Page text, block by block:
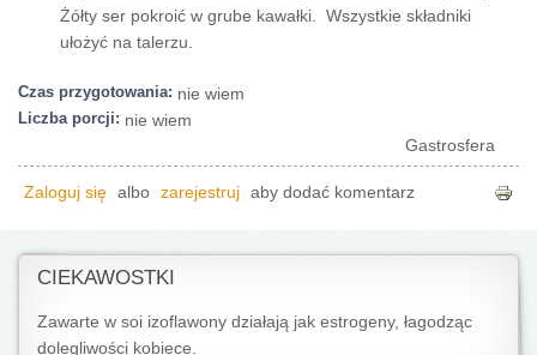
Żółty ser pokroić w grube kawałki. Wszystkie składniki
ułożyć na talerzu.
Czas przygotowania: nie wiem
Liczba porcji: nie wiem
Gastrosfera
Zaloguj się albo zarejestruj aby dodać komentarz
CIEKAWOSTKI
Zawarte w soi izoflawony działają jak estrogeny, łagodząc
dolegliwości kobiece.